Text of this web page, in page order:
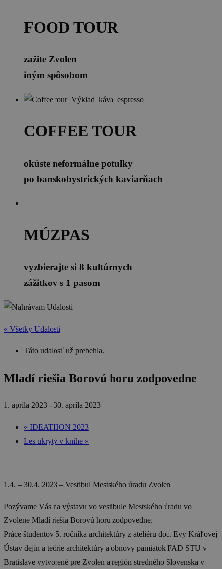
FOOD TOUR
zažite Zvolen
iným spôsobom
COFFEE TOUR
okúste neformálne potulky
po banskobystrických kaviarňach
MÚZPAS
vyzbierajte si 8 kultúrnych
zážitkov s 1 pasom
« Všetky Udalosti
Táto udalosť už prebehla.
Mladí riešia Borovú horu zodpovedne
1. apríla 2023 - 30. apríla 2023
« IDEATHON 2023
Les ukrytý v knihe »
1.4. – 30.4. 2023 – Vestibul Mestského úradu Zvolen
Pozývame Vás na výstavu vo vestibule Mestského úradu vo
Zvolene Mladí riešia Borovú horu zodpovedne.
Práce študentov 5. ročníka architektúry z ateliéru doc. Evy Kráľovej
Ústav dejín a teórie architektúry a obnovy pamiatok FAD STU v
Bratislave vytvorené pre Zvolen a región stredného Slovenska v